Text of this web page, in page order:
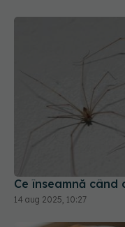
Ce înseamnă